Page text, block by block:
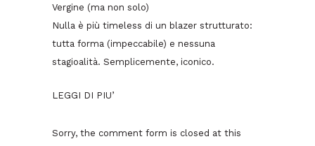
Vergine (ma non solo)
Nulla è più timeless di un blazer strutturato:
tutta forma (impeccabile) e nessuna
stagioalità. Semplicemente, iconico.
LEGGI DI PIU’
Sorry, the comment form is closed at this